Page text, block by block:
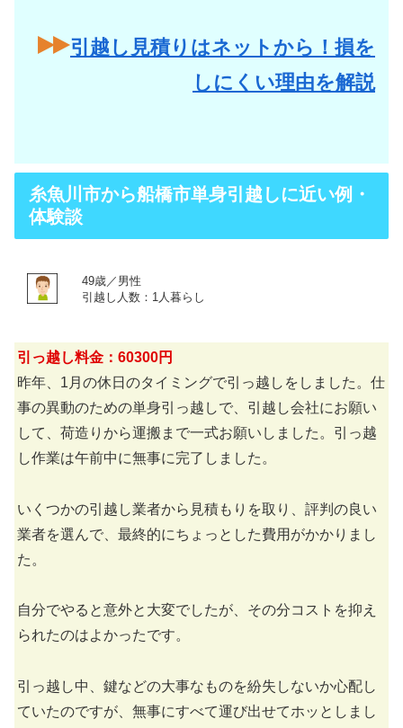
引越し見積りはネットから！損を
しにくい理由を解説
糸魚川市から船橋市単身引越しに近い例・
体験談
49歳／男性
引越し人数：1人暮らし
引っ越し料金：60300円
昨年、1月の休日のタイミングで引っ越しをしました。仕
事の異動のための単身引っ越しで、引越し会社にお願い
して、荷造りから運搬まで一式お願いしました。引っ越
し作業は午前中に無事に完了しました。
いくつかの引越し業者から見積もりを取り、評判の良い
業者を選んで、最終的にちょっとした費用がかかりまし
た。
自分でやると意外と大変でしたが、その分コストを抑え
られたのはよかったです。
引っ越し中、鍵などの大事なものを紛失しないか心配し
ていたのですが、無事にすべて運び出せてホッとしまし